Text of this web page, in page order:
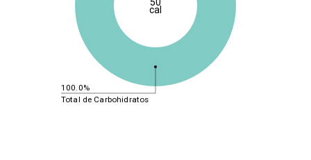
100.0%
Total de Carbohidratos
cal